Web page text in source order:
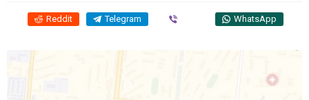
Reddit Telegram WhatsApp